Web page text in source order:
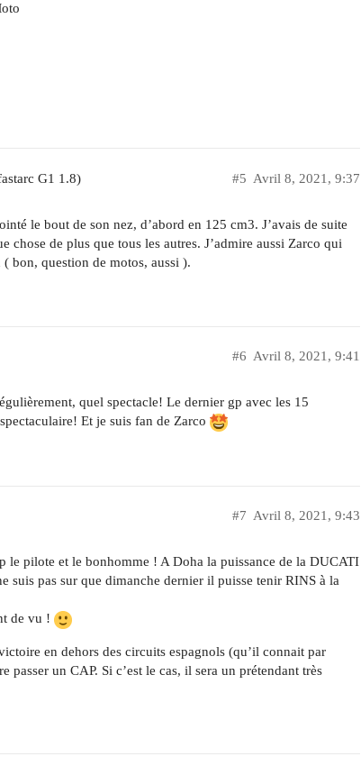
G1 1.8) Avril 8, 2021, 9:37
#5
le bout de son nez, d’abord en 125 cm3. J’avais de suite
de plus que tous les autres. J’admire aussi Zarco qui
bon, question de motos, aussi ).
Avril 8, 2021, 9:41
#6
quel spectacle! Le dernier gp avec les 15
Et je suis fan de Zarco
Avril 8, 2021, 9:43
#7
le pilote et le bonhomme ! A Doha la puissance de la DUCATI
suis pas sur que dimanche dernier il puisse tenir RINS à la
de vu !
en dehors des circuits espagnols (qu’il connait par
un CAP. Si c’est le cas, il sera un prétendant très